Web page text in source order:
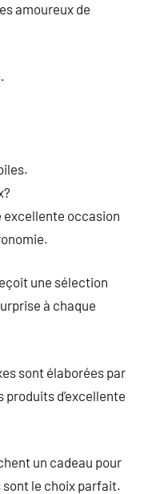
amoureux de
excellente occasion
une sélection
à chaque
sont élaborées par
d’excellente
un cadeau pour
sont le choix parfait.